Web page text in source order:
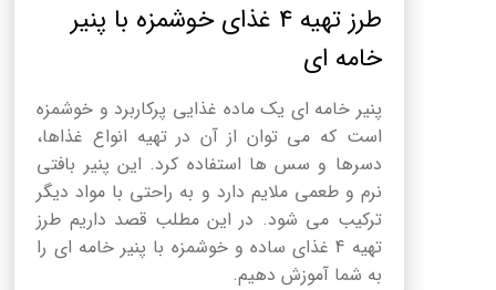
طرز تهیه 4 غذای خوشمزه با پنیر
خامه ای
پنیر خامه ای یک ماده غذایی پرکاربرد و خوشمزه
است که می توان از آن در تهیه انواع غذاها،
دسرها و سس ها استفاده کرد. این پنیر بافتی
نرم و طعمی ملایم دارد و به راحتی با مواد دیگر
ترکیب می شود. در این مطلب قصد داریم طرز
تهیه 4 غذای ساده و خوشمزه با پنیر خامه ای را
به شما آموزش دهیم.